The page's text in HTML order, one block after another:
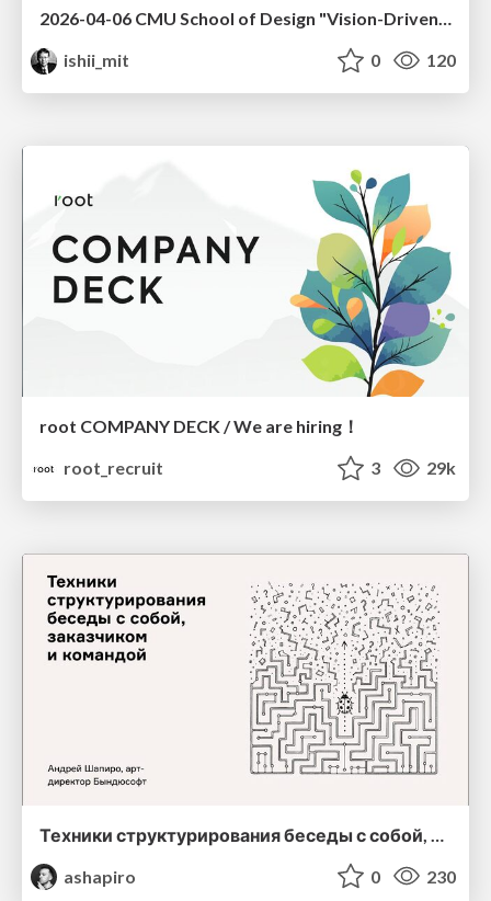
ishii_mit
0 120
root COMPANY DECK / We are hiring！
root_recruit
3 29k
ashapiro
0 230